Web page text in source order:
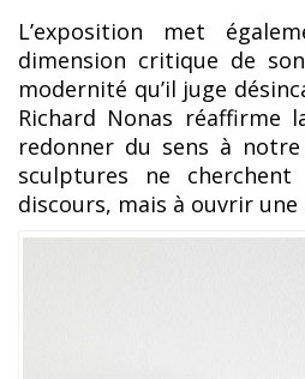
L’exposition met
dimension critique de
modernité qu’il juge
Richard Nonas réaffirme
redonner du sens à notre
sculptures ne
discours, mais à ouvrir une